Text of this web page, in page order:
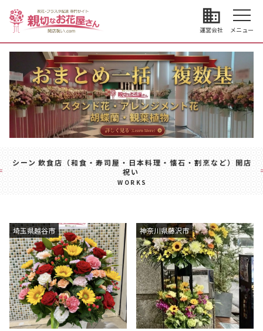
business
運営会社 メニュー
シーン 飲食店（和食・寿司屋・日本料理・懐石・割烹など）開店
祝い
WORKS
埼玉県越谷市 神奈川県藤沢市